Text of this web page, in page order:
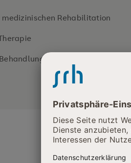
medizinischen Rehabilitation